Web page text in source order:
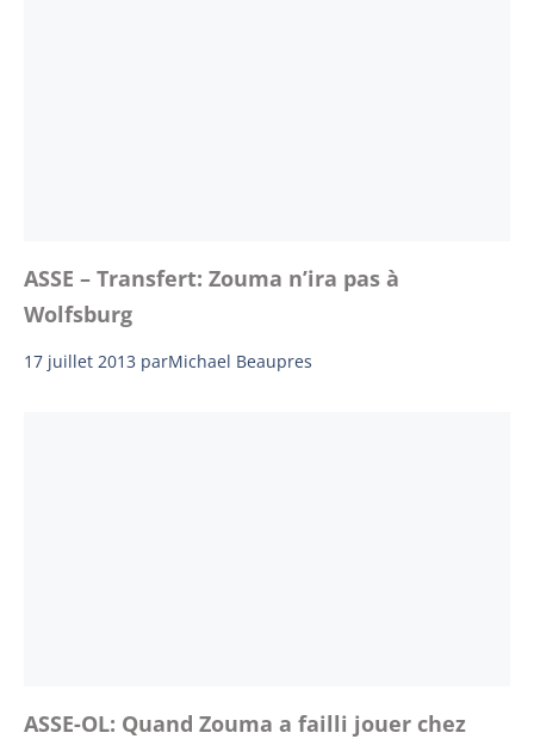
ASSE – Transfert: Zouma n’ira pas à
Wolfsburg
17 juillet 2013 parMichael Beaupres
ASSE-OL: Quand Zouma a failli jouer chez